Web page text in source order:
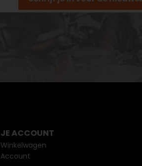
JE ACCOUNT
Winkelwagen
Account